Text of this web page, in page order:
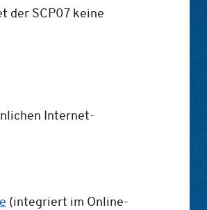
der SCP07 keine
Internet-
(integriert im Online-